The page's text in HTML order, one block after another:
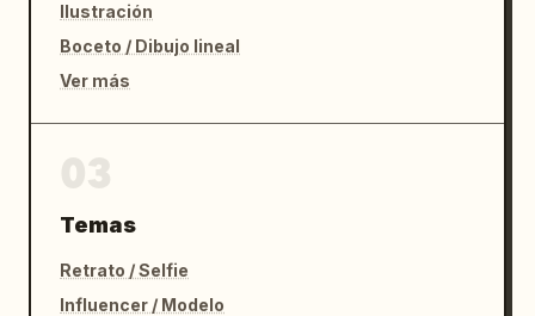
Ilustración
Boceto / Dibujo lineal
Ver más
Temas
Retrato / Selfie
Influencer / Modelo